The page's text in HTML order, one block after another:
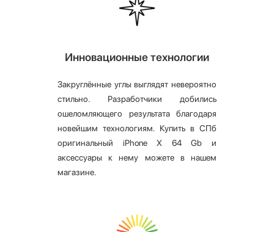
Инновационные технологии
Закруглённые углы выглядят невероятно
стильно. Разработчики добились
ошеломляющего результата благодаря
новейшим технологиям. Купить в СПб
оригинальный iPhone X 64 Gb и
аксессуары к нему можете в нашем
магазине.